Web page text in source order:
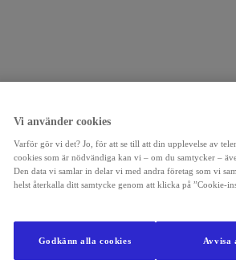
Vi använder cookies
Varför gör vi det? Jo, för att se till att din upplevelse av
cookies som är nödvändiga kan vi – om du samtycker –
Den data vi samlar in delar vi med andra företag som vi
helst återkalla ditt samtycke genom att klicka på ”Cookie-
Avvisa
Godkänn alla cookies